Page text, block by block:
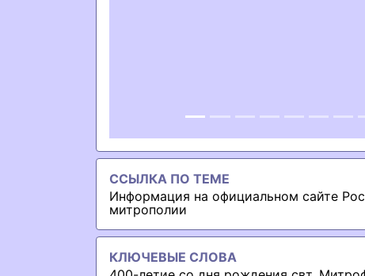
ССЫЛКА ПО ТЕМЕ
Информация на официальном сайте
митрополии
КЛЮЧЕВЫЕ СЛОВА